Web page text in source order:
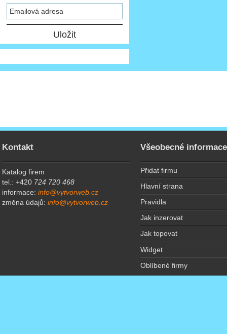
Kontakt
Katalog firem
tel.: +420 724 720 468
informace:info@vytvorweb.cz
změna údajů:info@vytvorweb.cz
Všeobecné informace
Přidat firmu
Hlavní strana
Pravidla
Jak inzerovat
Jak topovat
Widget
Oblíbené firmy